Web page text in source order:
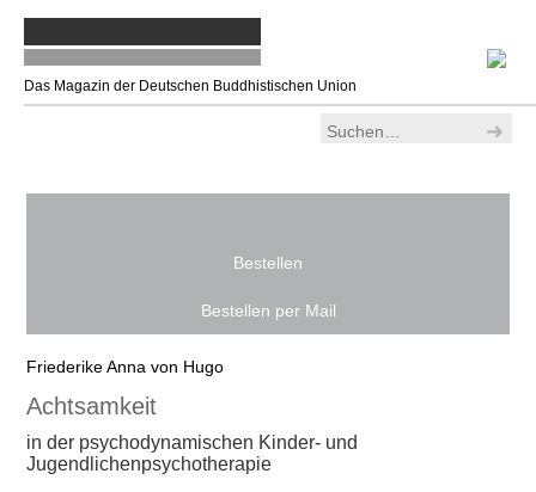
Das Magazin der Deutschen Buddhistischen Union
Bestellen
Bestellen per Mail
Friederike Anna von Hugo
Achtsamkeit
in der psychodynamischen Kinder- und
Jugendlichenpsychotherapie